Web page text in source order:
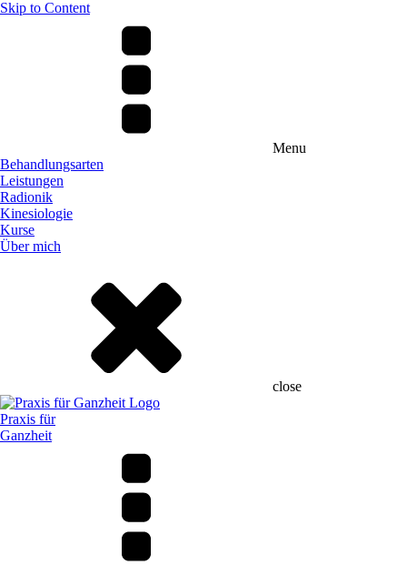
Skip to Content
Menu
Behandlungsarten
Leistungen
Radionik
Kinesiologie
Kurse
Über mich
close
Praxis für
Ganzheit